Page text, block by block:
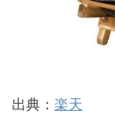
出典： 楽天